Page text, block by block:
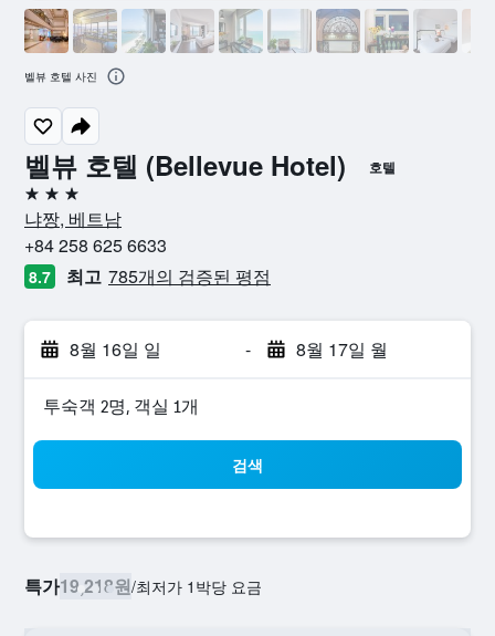
벨뷰 호텔 (Bellevue Hotel) 호텔
3성급
냐짱, 베트남
+84 258 625 6633
8.7 최고 785개의 검증된 평점
8월 16일 일 - 8월 17일 월
​투숙객 2​명, ​객실 1개
검색
특가19,218원/​최저가 1박당 요금
벨뷰 호텔 사진